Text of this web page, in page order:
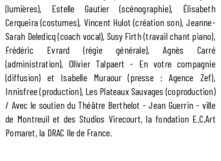
(lumières), Estelle Gautier (scénographie), Élisabeth
Cerqueira (costumes), Vincent Hulot (création son), Jeanne-
Sarah Deledicq (coach vocal), Susy Firth (travail chant piano),
Frédéric Evrard (régie générale), Agnès Carré
(administration), Olivier Talpaert - En votre compagnie
(diffusion) et Isabelle Muraour (presse : Agence Zef),
Innisfree (production), Les Plateaux Sauvages (coproduction)
/ Avec le soutien du Théâtre Berthelot - Jean Guerrin - ville
de Montreuil et des Studios Virecourt, la fondation E.C.Art
Pomaret, la DRAC Ile de France.